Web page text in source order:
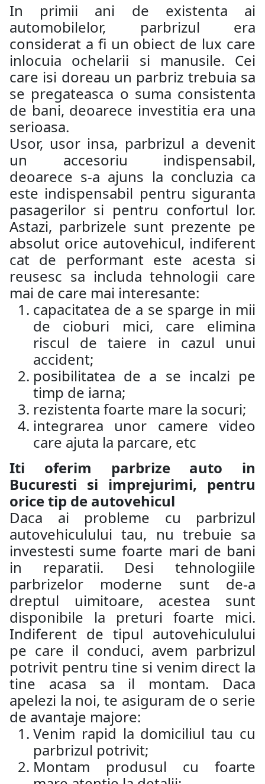
In primii ani de existenta ai
automobilelor, parbrizul era
considerat a fi un obiect de lux care
inlocuia ochelarii si manusile. Cei
care isi doreau un parbriz trebuia sa
se pregateasca o suma consistenta
de bani, deoarece investitia era una
serioasa.
Usor, usor insa, parbrizul a devenit
un accesoriu indispensabil,
deoarece s-a ajuns la concluzia ca
este indispensabil pentru siguranta
pasagerilor si pentru confortul lor.
Astazi, parbrizele sunt prezente pe
absolut orice autovehicul, indiferent
cat de performant este acesta si
reusesc sa includa tehnologii care
mai de care mai interesante:
capacitatea de a se sparge in mii
de cioburi mici, care elimina
riscul de taiere in cazul unui
accident;
posibilitatea de a se incalzi pe
timp de iarna;
rezistenta foarte mare la socuri;
integrarea unor camere video
care ajuta la parcare, etc
Iti oferim parbrize auto in
Bucuresti si imprejurimi, pentru
orice tip de autovehicul
Daca ai probleme cu parbrizul
autovehiculului tau, nu trebuie sa
investesti sume foarte mari de bani
in reparatii. Desi tehnologiile
parbrizelor moderne sunt de-a
dreptul uimitoare, acestea sunt
disponibile la preturi foarte mici.
Indiferent de tipul autovehiculului
pe care il conduci, avem parbrizul
potrivit pentru tine si venim direct la
tine acasa sa il montam. Daca
apelezi la noi, te asiguram de o serie
de avantaje majore:
Venim rapid la domiciliul tau cu
parbrizul potrivit;
Montam produsul cu foarte